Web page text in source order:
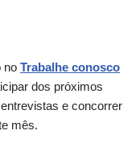
no Trabalhe conosco
dos próximos
e concorrer
mês.